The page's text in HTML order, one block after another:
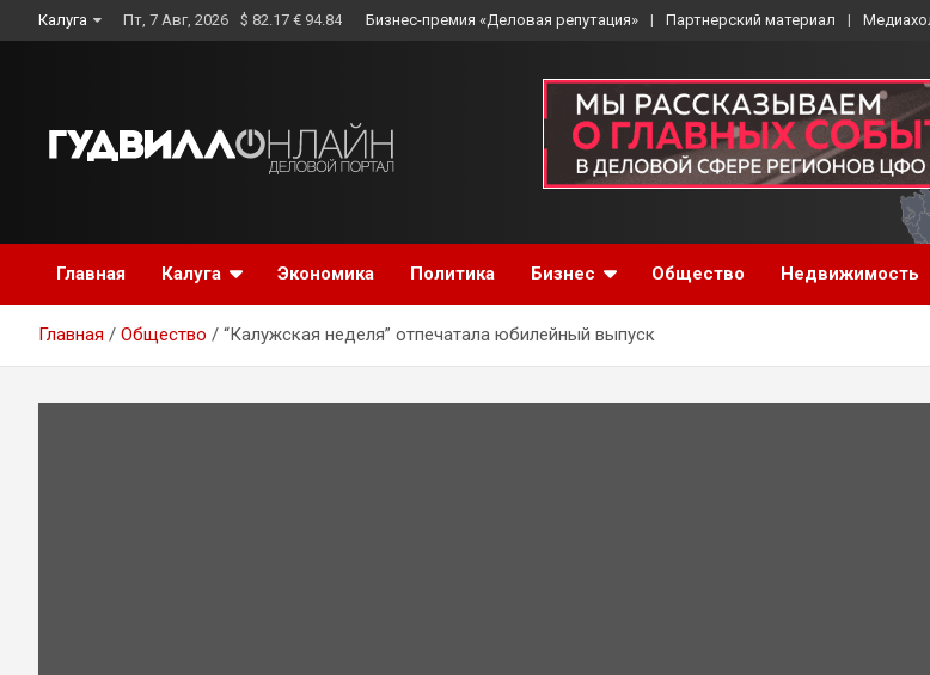
to
Калуга Пт, 7 Авг, 2026 $ 82.17 € 94.84 Бизнес-премия «Деловая репутация» Партнерский материал
Главная Калуга Экономика Политика Бизнес Общество Недвижимость
Главная Общество “Калужская неделя” отпечатала юбилейный выпуск